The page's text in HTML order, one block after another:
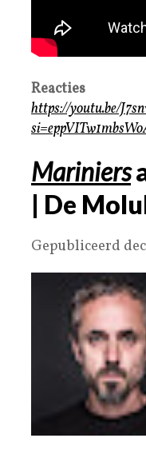
Reacties
https://youtu.be/
Mariniers
| De
Gepubliceerd